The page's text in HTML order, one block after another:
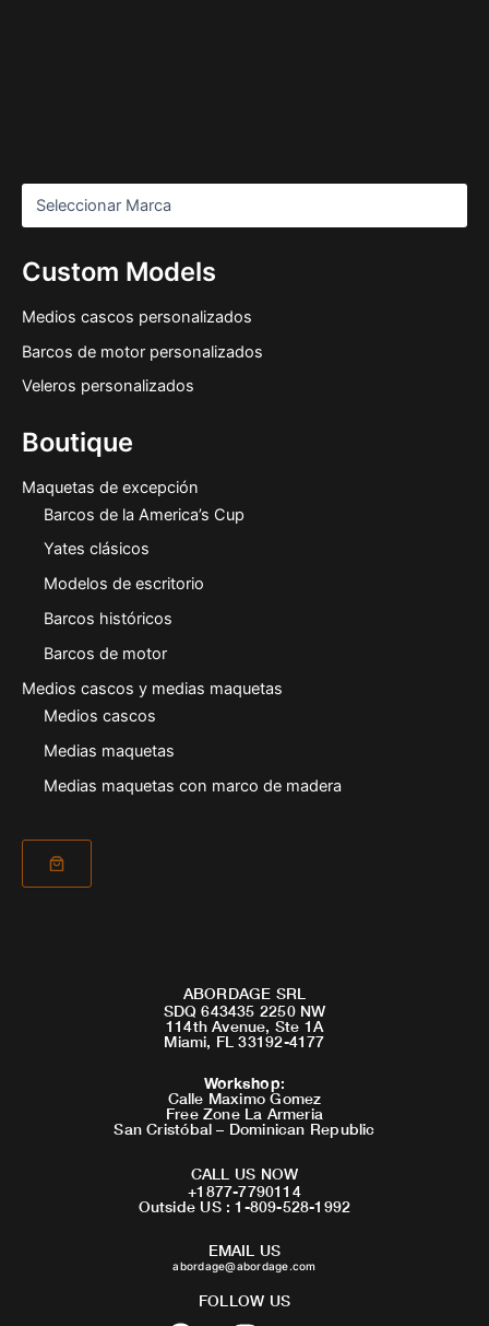
Custom Models
Medios cascos personalizados
Barcos de motor personalizados
Veleros personalizados
Boutique
Maquetas de excepción
Barcos de la America’s Cup
Yates clásicos
Modelos de escritorio
Barcos históricos
Barcos de motor
Medios cascos y medias maquetas
Medios cascos
Medias maquetas
Medias maquetas con marco de madera
ABORDAGE SRL
SDQ 643435 2250 NW
114th Avenue, Ste 1A
Miami, FL 33192-4177
Workshop:
Calle Maximo Gomez
Free Zone La Armeria
San Cristóbal – Dominican Republic
CALL US NOW
+1877-7790114
Outside US : 1-809-528-1992
EMAIL US
abordage@abordage.com
FOLLOW US